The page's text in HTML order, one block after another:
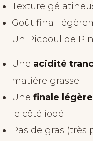
Texture
Goût final
Un Picpoul de
Une acidité
matière grasse
Une finale
le côté iodé
Pas de gras (très